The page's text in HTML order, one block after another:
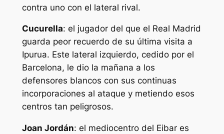
contra uno con el lateral rival.
Cucurella: el jugador del que el Real Madrid
guarda peor recuerdo de su última visita a
Ipurua. Este lateral izquierdo, cedido por el
Barcelona, le dio la mañana a los
defensores blancos con sus continuas
incorporaciones al ataque y metiendo esos
centros tan peligrosos.
Joan Jordán: el mediocentro del Eibar es